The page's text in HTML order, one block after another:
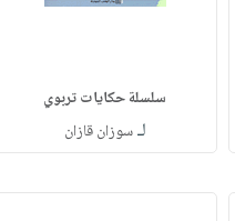
سلسلة حكايات تربوي
لـسوزان قازان